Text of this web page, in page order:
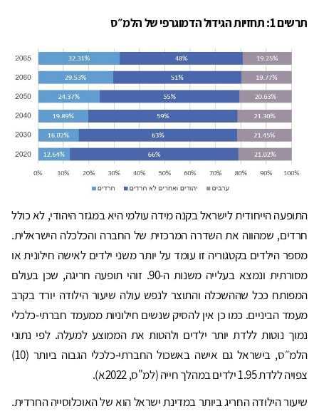
תרשים 1: תחזיות הגידול הדמוגרפי של הלמ״ס
התופעה הייחודית לישראל בקנה מידה עולמי היא במגזר היהודי, לא כולל
חרדים, שמהווה את השדרה המרכזית של החברה והכלכלה הישראלית.
מספר הילדים בקטגוריה זו עומד על יותר משני ילדים לאישה חילונית או
מסורתית ונמצא בעלייה משנות ה-90. זוהי תופעה חריגה, שכן בעולם
המפותח ככל שההשכלה והתוצר לנפש עולה שיעור הילודה יורד בקרב
מעמד הביניים. כמו כן אין להסיק שנשים חילוניות ממעמד חברתי-כלכלי
נמוך נוטות ללדת יותר ילדים ולהטות את הממוצע למעלה. לפי נתוני
הלמ״ס, בישראל גם אישה באשכול החברתי-כלכלי הגבוה ביותר (10)
צפויה ללדת 1.95 ילדים במהלך חייה (למ"ס, 2022א).
שיעור הילודה החריג ביותר במדינת ישראל הוא של האוכלוסייה החרדית.